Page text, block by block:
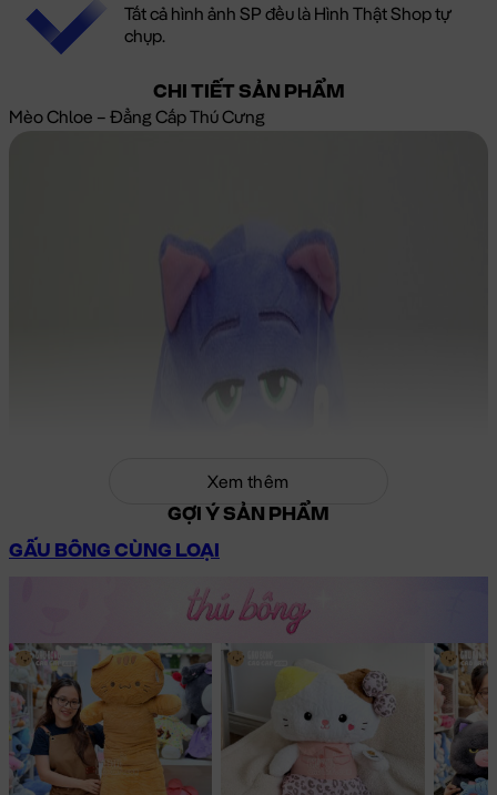
Tất cả hình ảnh SP đều là Hình Thật Shop tự
chụp.
CHI TIẾT SẢN PHẨM
Mèo Chloe – Đẳng Cấp Thú Cưng
Xem thêm
GỢI Ý SẢN PHẨM
GẤU BÔNG CÙNG LOẠI